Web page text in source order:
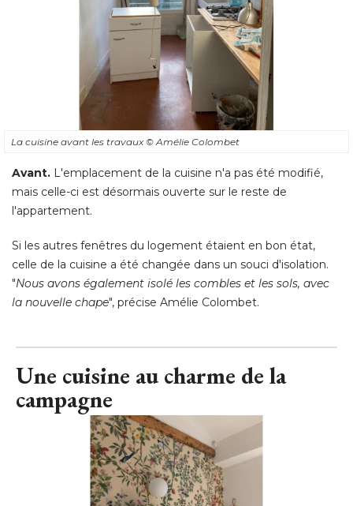
La cuisine avant les travaux© Amélie Colombet
Avant. L'emplacement de la cuisine n'a pas été modifié,
mais celle-ci est désormais ouverte sur le reste de
l'appartement.
Si les autres fenêtres du logement étaient en bon état,
celle de la cuisine a été changée dans un souci d'isolation.
"Nous avons également isolé les combles et les sols, avec
la nouvelle chape", précise Amélie Colombet.
Une cuisine au charme de la
campagne